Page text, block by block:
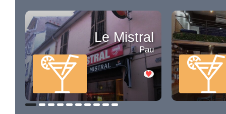
Le Mistral
Pau